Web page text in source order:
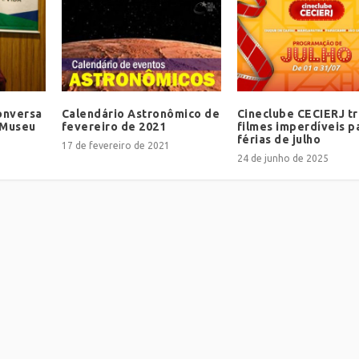
Calendário Astronômico de
fevereiro de 2021
17 de fevereiro de 2021
Cineclube CECIERJ
filmes imperdíveis
férias de julho
24 de junho de 2025